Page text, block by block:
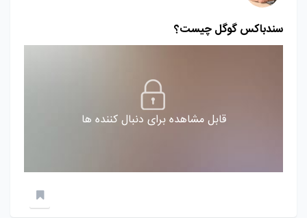
سندباکس گوگل چیست؟
قابل مشاهده برای دنبال کننده ها